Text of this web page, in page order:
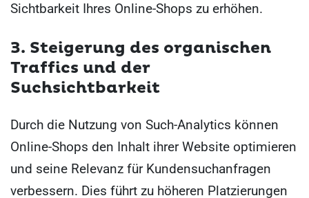
Sichtbarkeit Ihres Online-Shops zu erhöhen.
3. Steigerung des organischen
Traffics und der
Suchsichtbarkeit
Durch die Nutzung von Such-Analytics können
Online-Shops den Inhalt ihrer Website optimieren
und seine Relevanz für Kundensuchanfragen
verbessern. Dies führt zu höheren Platzierungen